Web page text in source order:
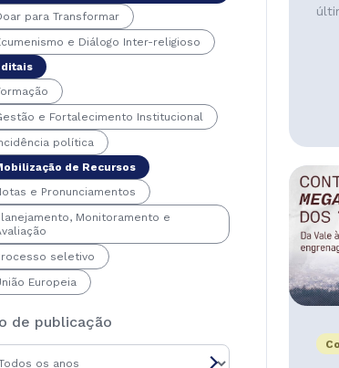
para Transformar
e Diálogo Inter-religioso
e Fortalecimento Institucional
política
de Recursos
e Pronunciamentos
Monitoramento e
seletivo
Europeia
de publicação